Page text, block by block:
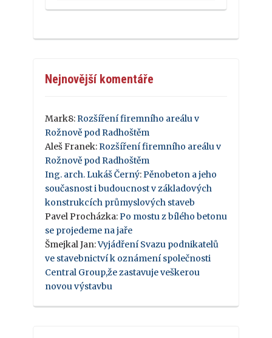
Nejnovější komentáře
Mark8:Rozšíření firemního areálu v
Rožnově pod Radhoštěm
Aleš Franek:Rozšíření firemního areálu v
Rožnově pod Radhoštěm
Ing. arch. Lukáš Černý:Pěnobeton a jeho
současnost i budoucnost v základových
konstrukcích průmyslových staveb
Pavel Procházka:Po mostu z bílého betonu
se projedeme na jaře
Šmejkal Jan:Vyjádření Svazu podnikatelů
ve stavebnictví k oznámení společnosti
Central Group,že zastavuje veškerou
novou výstavbu